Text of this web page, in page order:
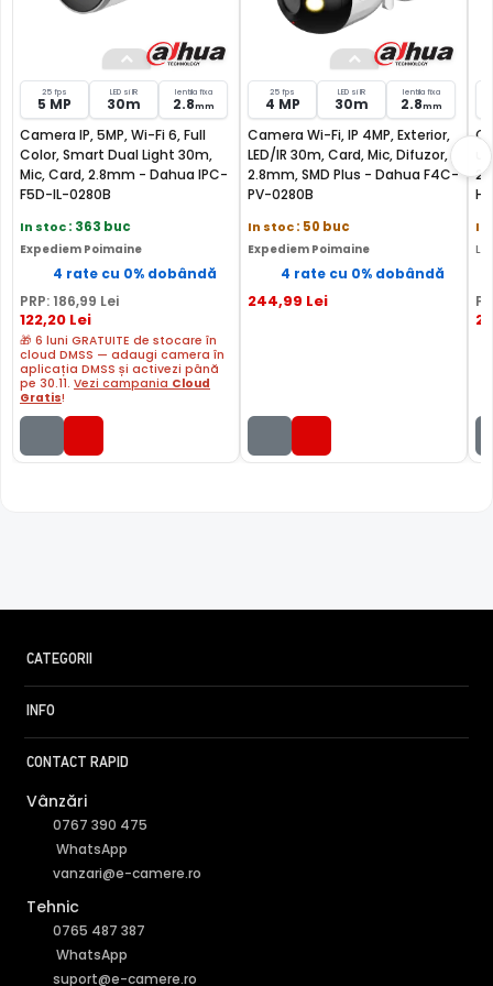
FILTRU IR MECANIC (ICR / IR Cut Fillter)
Camera DAHUA IPC-HFW1430DT-STW-0280B are un filtru
IR Mecanic autoretractabil ce filtreaza lumina in infrarosu
25 fps
5 MP
LED si IR
30m
lentila fixa
2.8mm
Camera IP, 5MP, Wi-Fi 6, Full
Color, Smart Dual Light 30m,
Mic, Card, 2.8mm - Dahua IPC-
F5D-IL-0280B
In stoc: 363 buc
Expediem Poimaine
4 rate cu 0% dobândă
PRP: 186,99 Lei
122,20 Lei
🎁 6 luni GRATUITE de stocare în
cloud DMSS — adaugi camera în
aplicația DMSS și activezi până
pe 30.11. Vezi campania Cloud
Gratis!
25 fps
4 MP
LED si IR
30m
lentila fixa
2.8mm
Camera Wi-Fi, IP 4MP, Exterior,
LED/IR 30m, Card, Mic, Difuzor,
2.8mm, SMD Plus - Dahua F4C-
PV-0280B
In stoc: 50 buc
Expediem Poimaine
4 rate cu 0% dobândă
244,99 Lei
In
CATEGORII
INFO
CONTACT RAPID
Vânzări
0767 390 475
WhatsApp
vanzari@e-camere.ro
Tehnic
0765 487 387
WhatsApp
suport@e-camere.ro